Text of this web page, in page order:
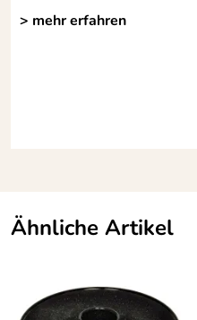
> mehr erfahren
Ähnliche Artikel